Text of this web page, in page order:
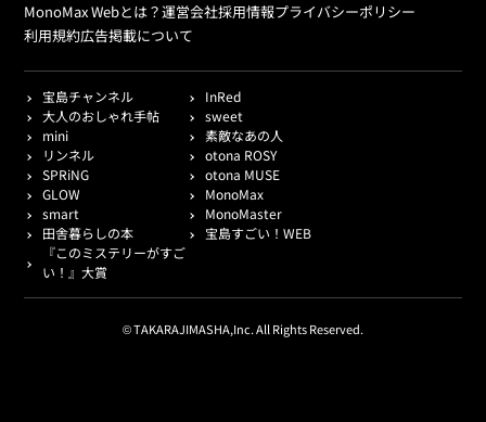
MonoMax Webとは？運営会社採用情報プライバシーポリシー
利用規約広告掲載について
宝島チャンネル
InRed
大人のおしゃれ手帖
sweet
mini
素敵なあの人
リンネル
otona ROSY
SPRiNG
otona MUSE
GLOW
MonoMax
smart
MonoMaster
田舎暮らしの本
宝島すごい！WEB
『このミステリーがすご
い！』大賞
© TAKARAJIMASHA,Inc. All Rights Reserved.